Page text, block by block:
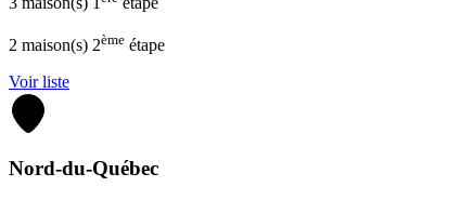
2 maison(s) 2ème étape
Voir liste
Nord-du-Québec